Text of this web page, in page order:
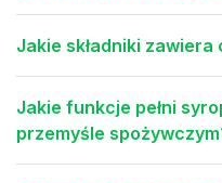
Jakie składniki
Jakie funkcje pełni
przemyśle